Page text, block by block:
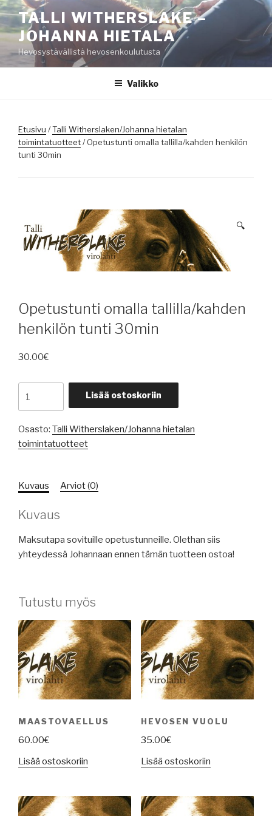
Siirry
sisältöönTALLI WITHERSLAKE –
JOHANNA HIETALA
Hevosystävällistä hevosenkoulutusta
Valikko
Etusivu /Talli Witherslaken/Johanna hietalan
toimintatuotteet/ Opetustunti omalla tallilla/kahden henkilön
tunti 30min
🔍
Opetustunti omalla tallilla/kahden
henkilön tunti 30min
30.00€
omalla
henkilön
tunti
Lisää ostoskoriin
Osasto: Talli Witherslaken/Johanna hietalan
toimintatuotteet
Kuvaus Arviot (0)
Kuvaus
Maksutapa sovituille opetustunneille. Olethan siis
yhteydessä Johannaan ennen tämän tuotteen ostoa!
Tutustu myös
MAASTOVAELLUS
60.00€
Lisää ostoskoriin
HEVOSEN VUOLU
35.00€
Lisää ostoskoriin